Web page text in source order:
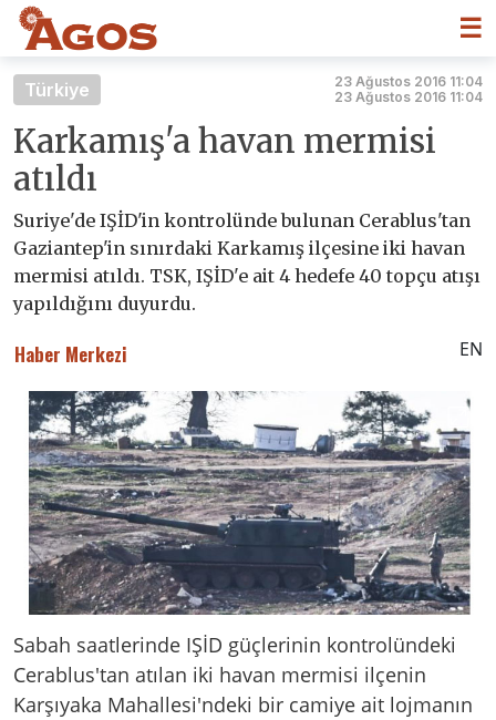
☰
Türkiye
23 Ağustos 2016 11:04
23 Ağustos 2016 11:04
Karkamış'a havan mermisi
atıldı
Suriye'de IŞİD'in kontrolünde bulunan Cerablus'tan
Gaziantep'in sınırdaki Karkamış ilçesine iki havan
mermisi atıldı. TSK, IŞİD'e ait 4 hedefe 40 topçu atışı
yapıldığını duyurdu.
Haber Merkezi EN
Sabah saatlerinde IŞİD güçlerinin kontrolündeki
Cerablus'tan atılan iki havan mermisi ilçenin
Karşıyaka Mahallesi'ndeki bir camiye ait lojmanın